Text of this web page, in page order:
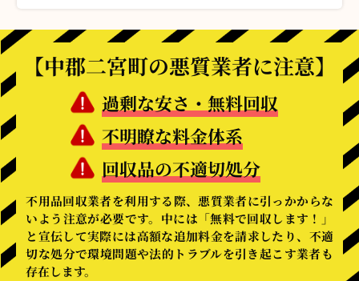
【中郡二宮町の悪質業者に注意】
過剰な安さ・無料回収
不明瞭な料金体系
回収品の不適切処分
不用品回収業者を利用する際、悪質業者に引っかからな
いよう注意が必要です。中には「無料で回収します！」
と宣伝して実際には高額な追加料金を請求したり、不適
切な処分で環境問題や法的トラブルを引き起こす業者も
存在します。